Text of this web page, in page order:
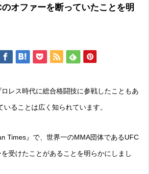
オファーを断っていたことを明
レス時代に総合格闘技に参戦したこともあ
いることは広く知られています。
Times』で、世界一のMMA団体であるUFC
受けたことがあることを明らかにしまし